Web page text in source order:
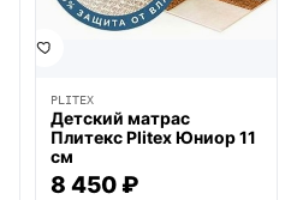
PLITEX
Детский матрас
Плитекс Plitex Юниор 11
см
8 450 ₽